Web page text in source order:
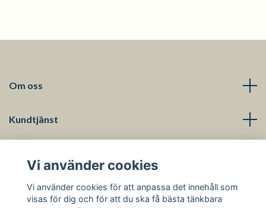
Om oss
Kundtjänst
Sociala medier
Vi använder cookies
Vi använder cookies för att anpassa det innehåll som
visas för dig och för att du ska få bästa tänkbara